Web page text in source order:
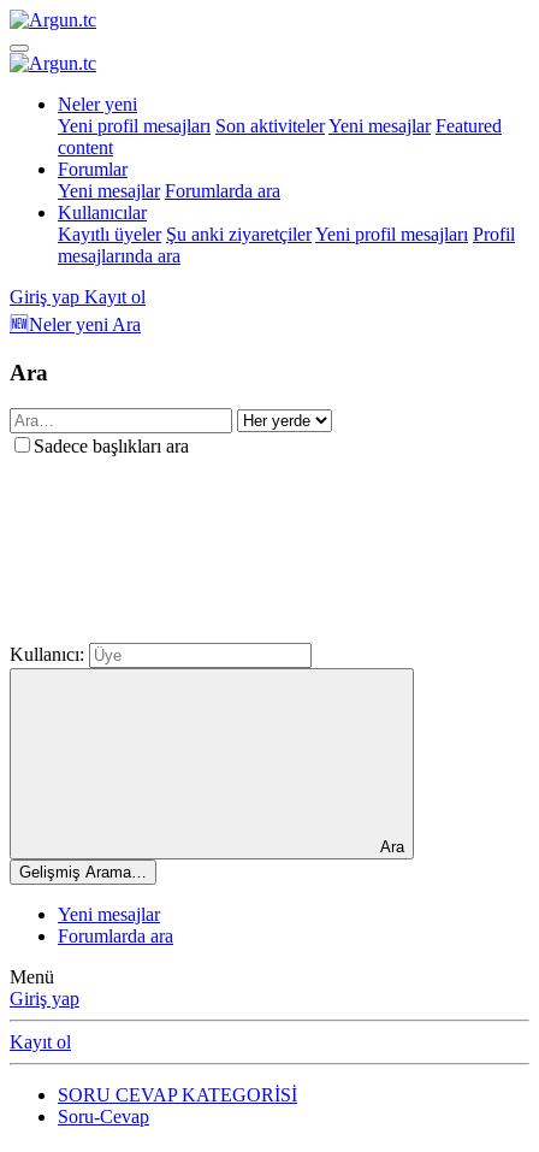
Neler yeni
Yeni profil mesajları Son aktivitelerYeni mesajlar Featured
content
Forumlar
Yeni mesajlar Forumlarda ara
Kullanıcılar
Kayıtlı üyeler Şu anki ziyaretçilerYeni profil mesajları Profil
mesajlarında ara
Giriş yap Kayıt ol
🆕Neler yeni Ara
Ara
Sadece başlıkları ara
Kullanıcı:
Ara
Gelişmiş Arama…
Yeni mesajlar
Forumlarda ara
Menü
Giriş yap
Kayıt ol
SORU CEVAP KATEGORİSİ
Soru-Cevap